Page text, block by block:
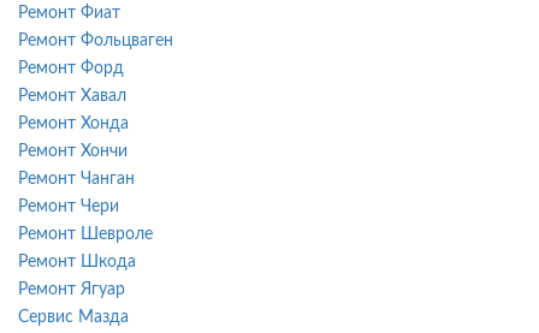
Ремонт Фиат
Ремонт Фольцваген
Ремонт Форд
Ремонт Хавал
Ремонт Хонда
Ремонт Хончи
Ремонт Чанган
Ремонт Чери
Ремонт Шевроле
Ремонт Шкода
Ремонт Ягуар
Сервис Мазда